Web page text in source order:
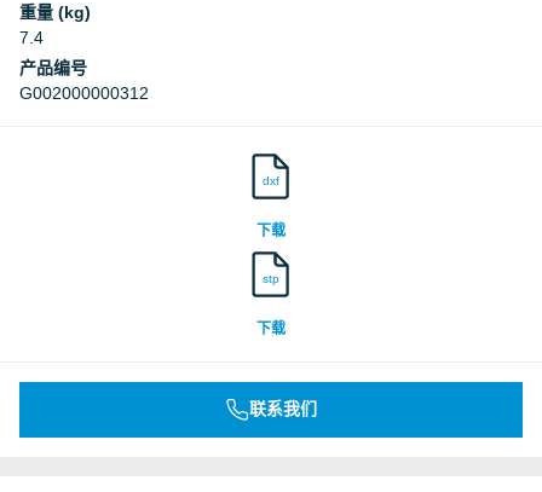
重量 (kg)
7.4
产品编号
G002000000312
dxf
下载
stp
下载
联系我们